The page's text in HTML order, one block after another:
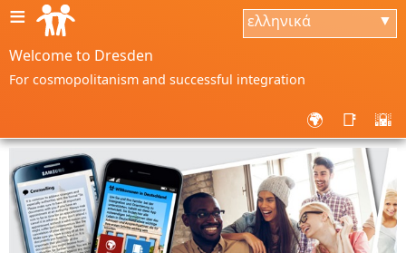
≡ ελληνικά ▼
Welcome to Dresden
For cosmopolitanism and successful integration
🌍 📑 🌇